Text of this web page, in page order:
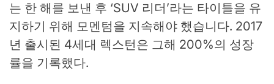
는 한 해를 보낸 후 ‘SUV 리더’라는 타이틀을 유
지하기 위해 모멘텀을 지속해야 했습니다. 2017
년 출시된 4세대 렉스턴은 그해 200%의 성장
률을 기록했다.